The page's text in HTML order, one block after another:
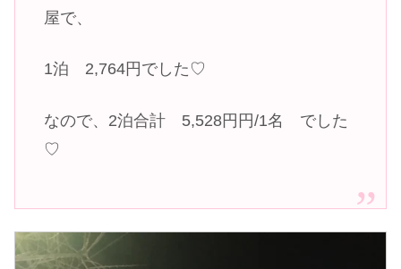
屋で、
1泊 2,764円でした♡
なので、2泊合計 5,528円円/1名 でした
♡